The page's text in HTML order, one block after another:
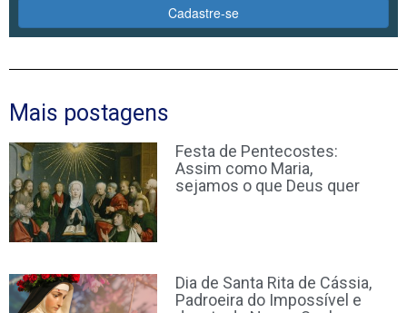
Cadastre-se
Mais postagens
Festa de Pentecostes:
Assim como Maria,
sejamos o que Deus quer
Dia de Santa Rita de Cássia,
Padroeira do Impossível e